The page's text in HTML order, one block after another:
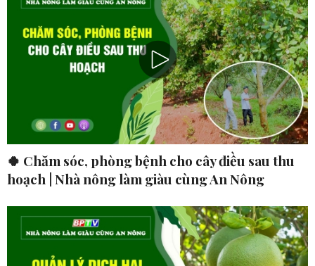
🍀 Chăm sóc, phòng bệnh cho cây điều sau thu
hoạch | Nhà nông làm giàu cùng An Nông